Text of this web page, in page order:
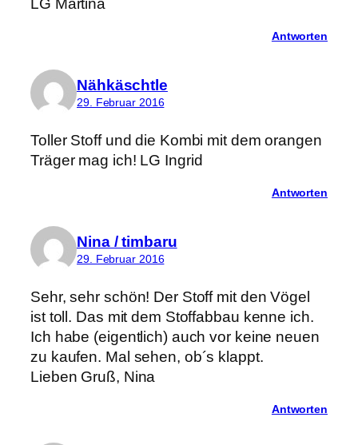
LG Martina
Antworten
Nähkäschtle
29. Februar 2016
Toller Stoff und die Kombi mit dem orangen
Träger mag ich! LG Ingrid
Antworten
Nina / timbaru
29. Februar 2016
Sehr, sehr schön! Der Stoff mit den Vögel
ist toll. Das mit dem Stoffabbau kenne ich.
Ich habe (eigentlich) auch vor keine neuen
zu kaufen. Mal sehen, ob´s klappt.
Lieben Gruß, Nina
Antworten